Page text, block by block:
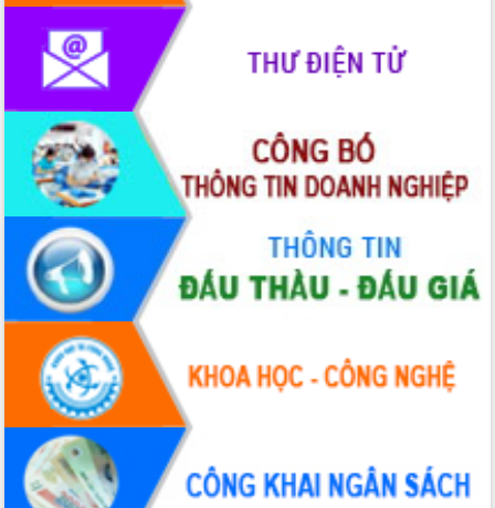
Kỳ họp Chuyên đề lần thứ Năm, HĐND
tỉnh Đắk Lắk thông qua các nghị quyết
quan trọng
Thống nhất danh sách giới thiệu ứng
cử đại biểu Quốc hội khoá XVI và đại
biểu HĐND tỉnh Đắk Lắk, nhiệm kỳ
2026-2031
Phát động hai phong trào thi đua quan
trọng trong kỷ nguyên mới
Hội nghị lần thứ tư Ban Chỉ đạo công
tác bầu cử tỉnh Đắk Lắk
Hội nghị Báo cáo viên Trung ương
tháng 01/2026
Phó Thủ tướng Hồ Quốc Dũng đánh giá
cao kết quả Chiến dịch Quang Trung
tại Đắk Lắk
Hội nghị Ban Chấp hành Đảng bộ tỉnh
Đắk Lắk lần thứ 2 (mở rộng)
Tập trung giải phóng mặt bằng, đẩy
nhanh tiến độ Tuyến đường bộ ven
biển